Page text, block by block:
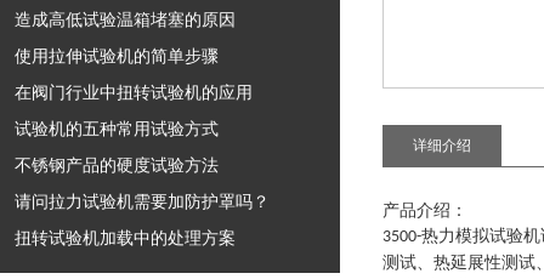
造成高低试验温箱堵塞的原因
使用拉伸试验机的简单步骤
在阀门行业中扭转试验机的应用
试验机的五种常用试验方式
不锈钢产品的硬度试验方法
请问拉力试验机需要加防护罩吗？
扭转试验机加载中的处理方案
详细介绍
产品介绍：
3500-热力模拟试验机
测试、热延展性测试